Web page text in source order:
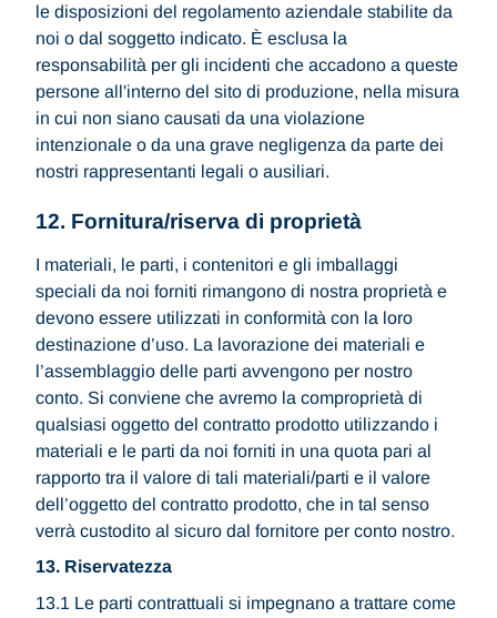
le disposizioni del regolamento aziendale stabilite da
noi o dal soggetto indicato. È esclusa la
responsabilità per gli incidenti che accadono a queste
persone all'interno del sito di produzione, nella misura
in cui non siano causati da una violazione
intenzionale o da una grave negligenza da parte dei
nostri rappresentanti legali o ausiliari.
12. Fornitura/riserva di proprietà
I materiali, le parti, i contenitori e gli imballaggi
speciali da noi forniti rimangono di nostra proprietà e
devono essere utilizzati in conformità con la loro
destinazione d’uso. La lavorazione dei materiali e
l’assemblaggio delle parti avvengono per nostro
conto. Si conviene che avremo la comproprietà di
qualsiasi oggetto del contratto prodotto utilizzando i
materiali e le parti da noi forniti in una quota pari al
rapporto tra il valore di tali materiali/parti e il valore
dell’oggetto del contratto prodotto, che in tal senso
verrà custodito al sicuro dal fornitore per conto nostro.
13. Riservatezza
13.1 Le parti contrattuali si impegnano a trattare come